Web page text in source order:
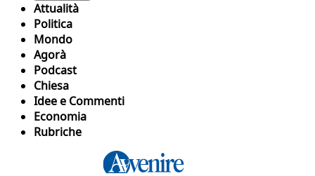
Attualità
Politica
Mondo
Agorà
Podcast
Chiesa
Idee e Commenti
Economia
Rubriche